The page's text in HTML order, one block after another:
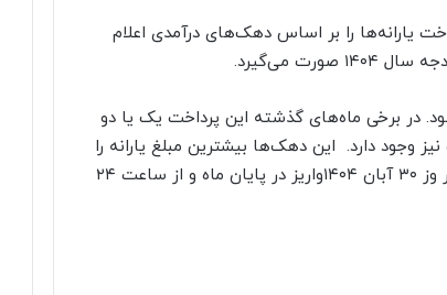
یارانه‌ها را بر اساس دهک‌های درآمدی اعلام
می‌گیرد.
در روز ۲۵ آبان ۱۴۰۴ پرداخت می‌شود. در برخی ماه‌های گذشته این پرداخت یک یا دو
وجود دارد. این دهک‌ها بیشترین مبلغ یارانه را
دریافت می‌کنند. دهک‌های چهارم تا نهم (متوسط رو به پایین)ر وز ۳۰ آبان ۱۴۰۴واریز در پایان ماه و از ساعت ۲۴